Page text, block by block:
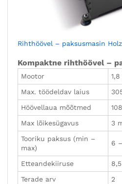
Rihthöövel – paksusmasin
Kompaktne rihthöövel –
Mootor
Max. töödeldav laius
Höövellaua mõõtmed
Max lõikesügavus
3
Tooriku paksus (min –
max)
6
Etteandekiiruse
Terade arv
2